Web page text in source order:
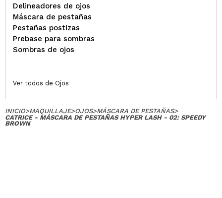
Delineadores de ojos
Máscara de pestañas
Pestañas postizas
Prebase para sombras
Sombras de ojos
Ver todos de Ojos
INICIO>MAQUILLAJE>OJOS>MÁSCARA DE PESTAÑAS>
CATRICE - MÁSCARA DE PESTAÑAS HYPER LASH - 02: SPEEDY
BROWN